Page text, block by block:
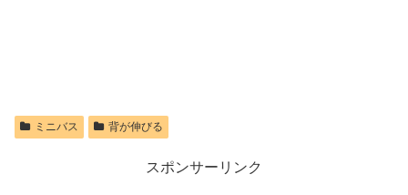
ミニバス 背が伸びる
スポンサーリンク